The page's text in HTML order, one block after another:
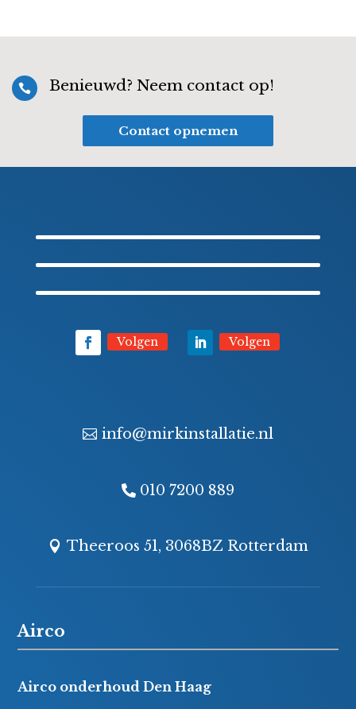
 Benieuwd? Neem contact op!
Contact opnemen
Volgen Volgen
info@mirkinstallatie.nl
010 7200 889
Theeroos 51, 3068BZ Rotterdam
Airco
Airco onderhoud Den Haag